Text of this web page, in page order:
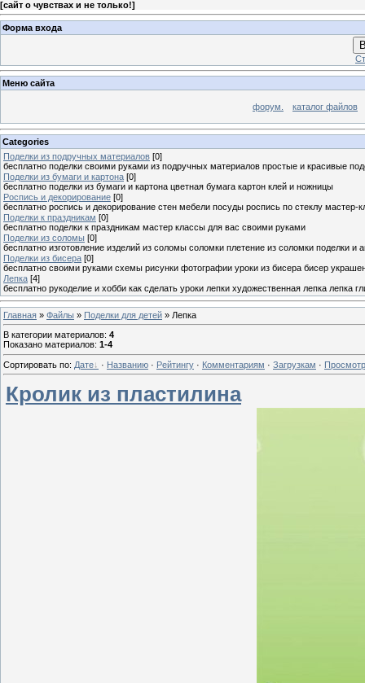
[сайт о чувствах и не только!]
Форма входа
Меню сайта
форум. каталог файлов
Categories
Поделки из подручных материалов [0]
бесплатно поделки своими руками из подручных материалов простые и красивые
Поделки из бумаги и картона [0]
бесплатно поделки из бумаги и картона цветная бумага картон клей и ножницы
Роспись и декорирование [0]
бесплатно роспись и декорирование стен мебели посуды роспись по стеклу мастер-
Поделки к праздникам [0]
бесплатно поделки к праздникам мастер классы для вас своими руками
Поделки из соломы [0]
бесплатно изготовление изделий из соломы соломки плетение из соломки поделки и
Поделки из бисера [0]
бесплатно своими руками схемы рисунки фотографии уроки из бисера бисер
Лепка [4]
бесплатно рукоделие и хобби как сделать уроки лепки художественная лепка лепка
Главная » Файлы » Поделки для детей » Лепка
В категории материалов: 4
Показано материалов: 1-4
Сортировать по: Дате · Названию · Рейтингу · Комментариям · Загрузкам ·
Кролик из пластилина